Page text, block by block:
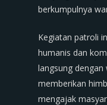
berkumpulnya
Kegiatan patroli
humanis dan
langsung
memberikan
mengajak